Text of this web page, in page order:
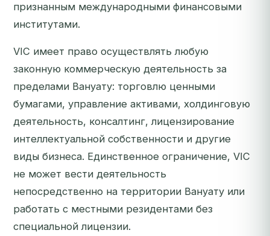
признанным международными финансовыми
институтами.
VIC имеет право осуществлять любую
законную коммерческую деятельность за
пределами Вануату: торговлю ценными
бумагами, управление активами, холдинговую
деятельность, консалтинг, лицензирование
интеллектуальной собственности и другие
виды бизнеса. Единственное ограничение, VIC
не может вести деятельность
непосредственно на территории Вануату или
работать с местными резидентами без
специальной лицензии.